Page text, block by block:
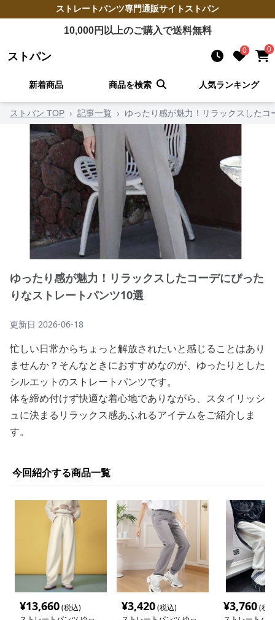
ストレートパンツ専門通販サイト ストパン
10,000円以上のご購入で送料無料
ストパン 0 0
新着商品 商品を検索 人気ランキング
ストパン TOP › 記事一覧 › ゆったり感が魅力！リラックスした
ゆったり感が魅力！リラックスしたコーデにぴった
りなストレートパンツ10選
更新日 2026-06-18
忙しい日常からちょっと解放されたいと感じることはあり
ませんか？そんなときにおすすめなのが、ゆったりとした
シルエットのストレートパンツです。
体を締め付けず快適な着心地でありながら、スタイリッシ
ュに決まるリラックス感あふれるアイテムをご紹介しま
す。
今回紹介する商品一覧
¥13,660(税込)
¥3,420(税込)
¥3,760(税